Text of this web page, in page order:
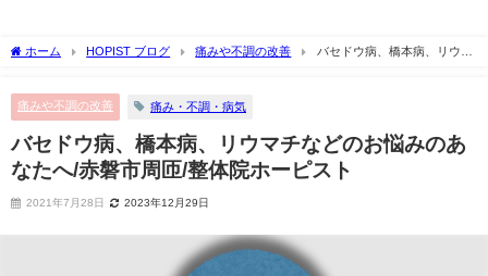
ホーム HOPIST ブログ 痛みや不調の改善
バセドウ病、橋本病、リウマ
痛みや不調の改善 痛み・不調・病気
バセドウ病、橋本病、リウマチなどのお悩みのあ
なたへ/赤磐市周匝/整体院ホーピスト
2021年7月28日 2023年12月29日